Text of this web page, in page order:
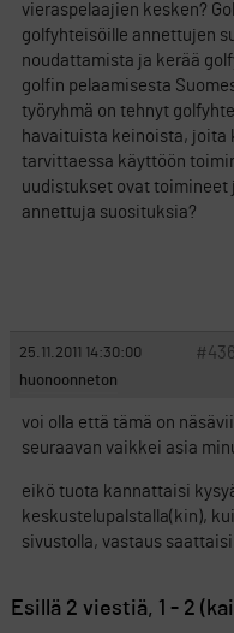
vieraspelaajien kesken?
golfyhteisöille annettujen
noudattamista ja kerää
golfin pelaamisesta
työryhmä on tehnyt
havaituista keinoista, joita
tarvittaessa käyttöön
uudistukset ovat toimineet
annettuja suosituksia?
25.11.2011 14:30:00
huonoonneton
voi olla että tämä on
seuraavan vaikkei asia
eikö tuota kannattaisi
keskustelupalstalla(kin),
sivustolla, vastaus
Esillä 2 viestiä, 1 - 2